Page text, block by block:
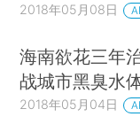
2018年05月08日
海南欲花三年
战城市黑臭水
2018年05月04日